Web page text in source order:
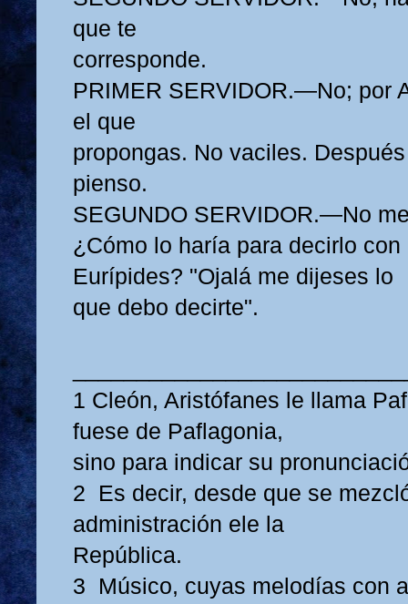
que te
corresponde.
PRIMER SERVIDOR.—No; por
el que
propongas. No vaciles.
pienso.
SEGUNDO SERVIDOR.—No
¿Cómo lo haría para decirlo
Eurípides? "Ojalá me dijeses lo
que debo decirte".
1 Cleón, Aristófanes le llama
fuese de Paflagonia,
sino para indicar su
2 Es decir, desde que se
administración ele la
República.
3 Músico, cuyas melodías con